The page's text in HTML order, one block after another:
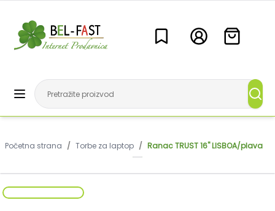
Početna strana / Torbe za laptop / Ranac TRUST 16" LISBOA/plava